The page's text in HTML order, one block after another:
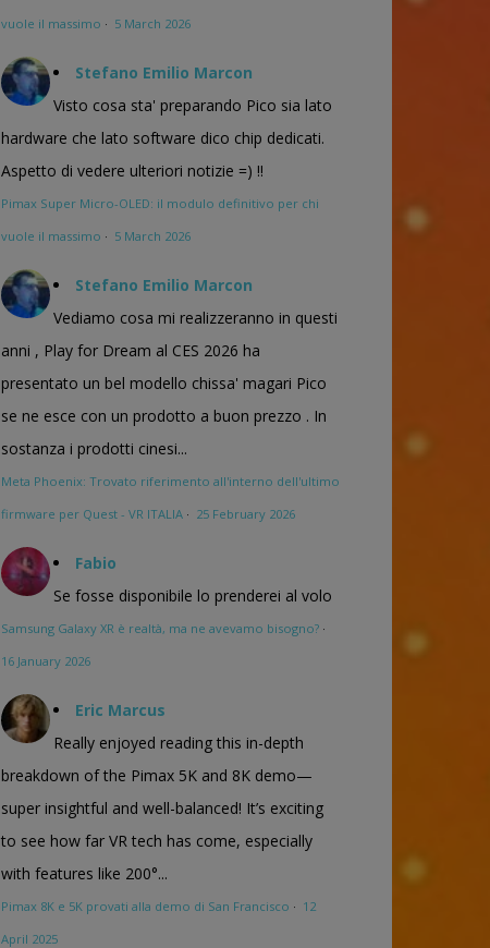
vuole il massimo · 5 March 2026
Stefano Emilio Marcon
Visto cosa sta' preparando Pico sia lato
hardware che lato software dico chip dedicati.
Aspetto di vedere ulteriori notizie =) !!
Pimax Super Micro-OLED: il modulo definitivo per chi
vuole il massimo · 5 March 2026
Stefano Emilio Marcon
Vediamo cosa mi realizzeranno in questi
anni , Play for Dream al CES 2026 ha
presentato un bel modello chissa' magari Pico
se ne esce con un prodotto a buon prezzo . In
sostanza i prodotti cinesi...
Meta Phoenix: Trovato riferimento all'interno dell'ultimo
firmware per Quest - VR ITALIA · 25 February 2026
Fabio
Se fosse disponibile lo prenderei al volo
Samsung Galaxy XR è realtà, ma ne avevamo bisogno? ·
16 January 2026
Eric Marcus
Really enjoyed reading this in-depth
breakdown of the Pimax 5K and 8K demo—
super insightful and well-balanced! It’s exciting
to see how far VR tech has come, especially
with features like 200°...
Pimax 8K e 5K provati alla demo di San Francisco · 12
April 2025